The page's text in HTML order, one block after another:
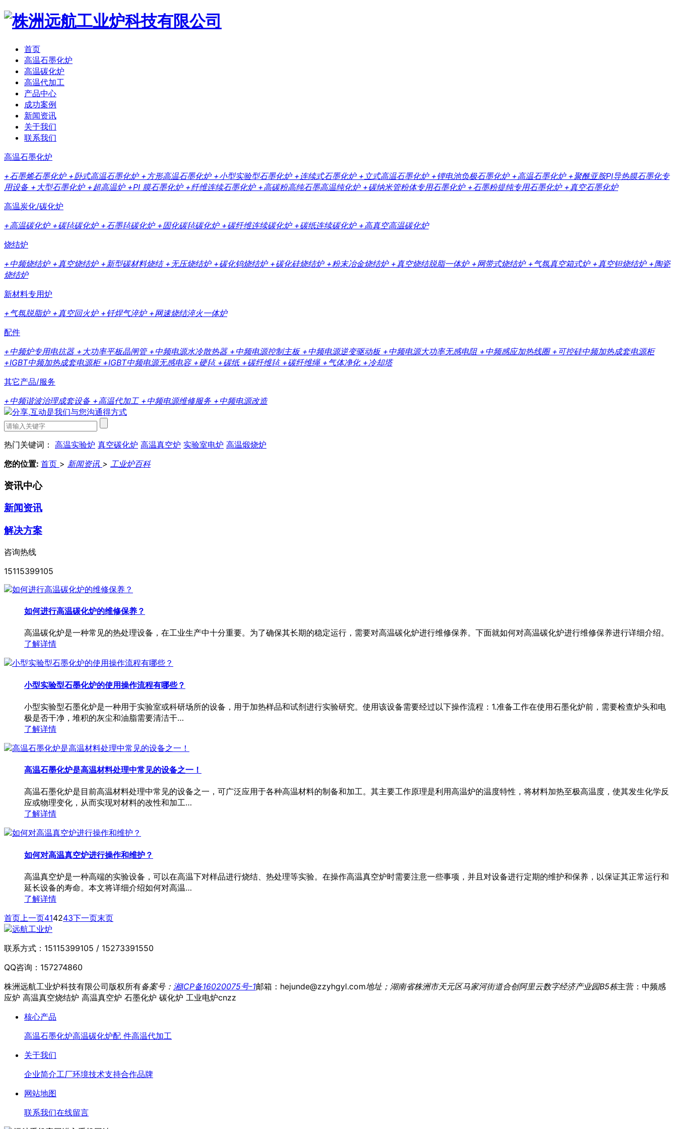
首页
高温石墨化炉
高温碳化炉
高温代加工
产品中心
成功案例
新闻资讯
关于我们
联系我们
高温石墨化炉
+石墨烯石墨化炉 +卧式高温石墨化炉 +方形高温石墨化炉 +小型实验型石墨化炉 +连续式石墨化炉 +立式高温石墨化炉 +锂电池负极石墨化炉 +高温石墨化炉 +聚酰亚胺PI导热膜石墨化专
用设备 +大型石墨化炉 +超高温炉 +PI 膜石墨化炉 +纤维连续石墨化炉 +高碳粉高纯石墨高温纯化炉 +碳纳米管粉体专用石墨化炉 +石墨粉提纯专用石墨化炉 +真空石墨化炉
高温炭化/碳化炉
+高温碳化炉 +碳毡碳化炉 +石墨毡碳化炉 +固化碳毡碳化炉 +碳纤维连续碳化炉 +碳纸连续碳化炉 +高真空高温碳化炉
烧结炉
+中频烧结炉 +真空烧结炉 +新型碳材料烧结 +无压烧结炉 +碳化钨烧结炉 +碳化硅烧结炉 +粉末冶金烧结炉 +真空烧结脱脂一体炉 +网带式烧结炉 +气氛真空箱式炉 +真空钽烧结炉 +陶瓷
烧结炉
新材料专用炉
+气氛脱脂炉 +真空回火炉 +钎焊气淬炉 +网速烧结淬火一体炉
配件
+中频炉专用电抗器 +大功率平板晶闸管 +中频电源水冷散热器 +中频电源控制主板 +中频电源逆变驱动板 +中频电源大功率无感电阻 +中频感应加热线圈 +可控硅中频加热成套电源柜
+IGBT中频加热成套电源柜+IGBT中频电源无感电容 +硬毡 +碳纸 +碳纤维毡 +碳纤维绳 +气体净化 +冷却塔
其它产品/服务
+中频谐波治理成套设备 +高温代加工 +中频电源维修服务 +中频电源改造
热门关键词： 高温实验炉 真空碳化炉 高温真空炉 实验室电炉 高温煅烧炉
您的位置: 首页 > 新闻资讯 > 工业炉百科
资讯中心
新闻资讯
解决方案
咨询热线
15115399105
如何进行高温碳化炉的维修保养？
高温碳化炉是一种常见的热处理设备，在工业生产中十分重要。为了确保其长期的稳定运行，需要对高温碳化炉进行维修保养。下面就如何对高温碳化炉进行维修保养进行详细介绍。
了解详情
小型实验型石墨化炉的使用操作流程有哪些？
小型实验型石墨化炉是一种用于实验室或科研场所的设备，用于加热样品和试剂进行实验研究。使用该设备需要经过以下操作流程：1.准备工作在使用石墨化炉前，需要检查炉头和电
极是否干净，堆积的灰尘和油脂需要清洁干…
了解详情
高温石墨化炉是高温材料处理中常见的设备之一！
高温石墨化炉是目前高温材料处理中常见的设备之一，可广泛应用于各种高温材料的制备和加工。其主要工作原理是利用高温炉的温度特性，将材料加热至极高温度，使其发生化学反
应或物理变化，从而实现对材料的改性和加工…
了解详情
如何对高温真空炉进行操作和维护？
高温真空炉是一种高端的实验设备，可以在高温下对样品进行烧结、热处理等实验。在操作高温真空炉时需要注意一些事项，并且对设备进行定期的维护和保养，以保证其正常运行和
延长设备的寿命。本文将详细介绍如何对高温…
了解详情
首页 上一页414243下一页末页
联系方式： 15115399105 / 15273391550
QQ咨询： 157274860
株洲远航工业炉科技有限公司版权所有备案号： 湘ICP备16020075号-1邮箱：hejunde@zzyhgyl.com地址；湖南省株洲市天元区马家河街道合创阿里云数字经济产业园B5栋主营：中频感
应炉 高温真空烧结炉 高温真空炉 石墨化炉 碳化炉 工业电炉cnzz
核心产品
高温石墨化炉高温碳化炉配 件高温代加工
关于我们
企业简介工厂环境技术支持合作品牌
网站地图
联系我们在线留言